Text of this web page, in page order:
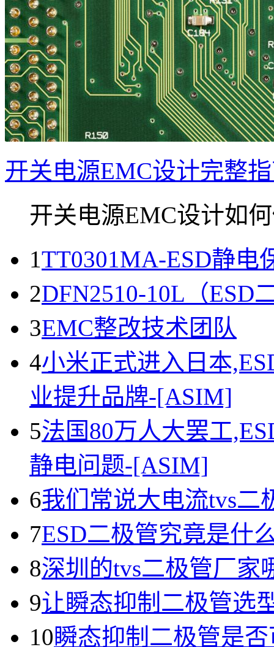
开关电源EMC设计完整
开关电源EMC设计如
1TT0301MA-ESD静电
2DFN2510-10L（ESD
3EMC整改技术团队
4小米正式进入日本
业提升品牌-[ASIM]
5法国80万人大罢工
静电问题-[ASIM]
6我们常说大电流tvs二
7ESD二极管究竟是什
8深圳的tvs二极管厂家
9让瞬态抑制二极管选
10瞬态抑制二极管是